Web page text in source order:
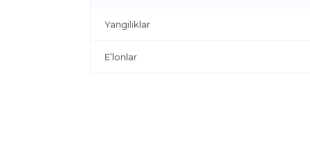
Yangiliklar
E’lonlar